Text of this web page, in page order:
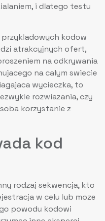
i dlatego testu
kodow
atrakcyjnych ofert,
na odkrywania
na calym swiecie
wycieczka, to
rozwiazania, czy
korzystanie z
kod
rodzaj sekwencja, kto
w celu lub moze
powodu kodowi